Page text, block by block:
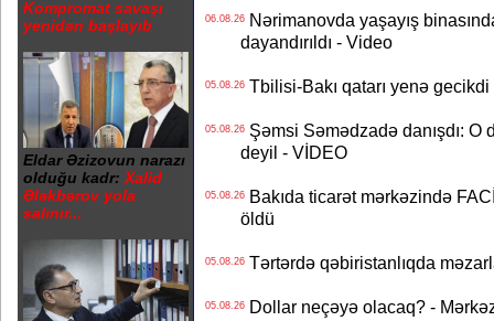
Kompromat savaşı
yenidən başlayıb
Eldar Əzizovun narazı
olduğu kadr: Xalid
Ələkbərov yola
salınır...
06.08.26Nərimanovda yaşayış
dayandırıldı - Video
05.08.26Tbilisi-Bakı qatarı yenə gecikdi
05.08.26Şəmsi Səmədzadə danışdı: O
deyil - VİDEO
05.08.26Bakıda ticarət mərkəzində
öldü
05.08.26Tərtərdə qəbiristanlıqda
05.08.26Dollar neçəyə olacaq? -